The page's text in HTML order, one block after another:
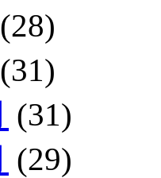
(28)
(31)
(31)
(29)